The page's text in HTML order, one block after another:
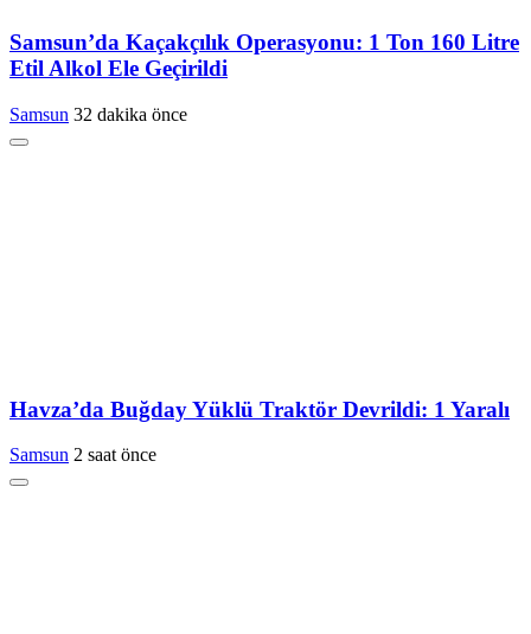
Samsun’da Kaçakçılık Operasyonu: 1 Ton 160 Litre
Etil Alkol Ele Geçirildi
Samsun 32 dakika önce
Havza’da Buğday Yüklü Traktör Devrildi: 1 Yaralı
Samsun 2 saat önce